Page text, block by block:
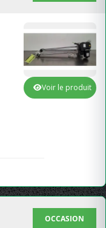
Voir le produit
OCCASION